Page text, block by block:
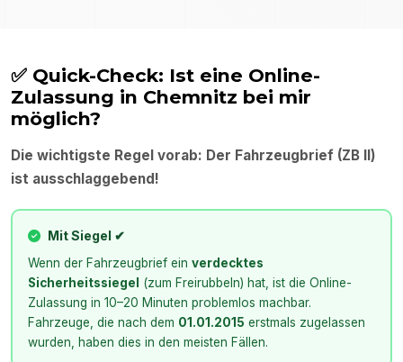
✅ Quick-Check: Ist eine Online-
Zulassung in Chemnitz bei mir
möglich?
Die wichtigste Regel vorab: Der Fahrzeugbrief (ZB II)
ist ausschlaggebend!
Mit Siegel ✔
Wenn der Fahrzeugbrief einverdecktes
Sicherheitssiegel
(zum Freirubbeln) hat, ist die Online-
Zulassung in 10–20 Minuten problemlos machbar.
Fahrzeuge, die nach dem 01.01.2015 erstmals zugelassen
wurden, haben dies in den meisten Fällen.